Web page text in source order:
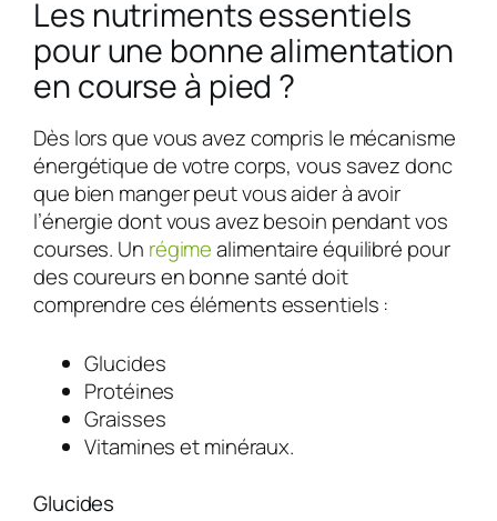
Les nutriments essentiels
pour une bonne alimentation
en course à pied ?
Dès lors que vous avez compris le mécanisme
énergétique de votre corps, vous savez donc
que bien manger peut vous aider à avoir
l’énergie dont vous avez besoin pendant vos
courses. Un régimealimentaire équilibré pour
des coureurs en bonne santé doit
comprendre ces éléments essentiels :
Glucides
Protéines
Graisses
Vitamines et minéraux.
Glucides